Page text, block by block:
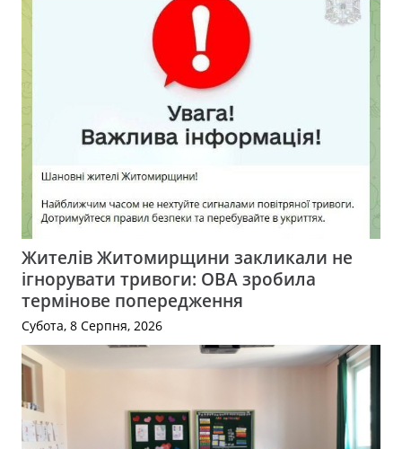
Жителів Житомирщини закликали не
ігнорувати тривоги: ОВА зробила
термінове попередження
Субота, 8 Серпня, 2026